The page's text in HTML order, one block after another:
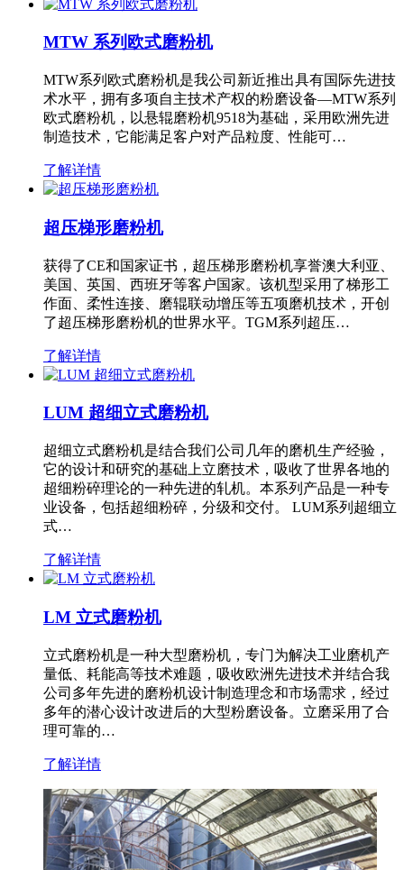
MTW 系列欧式磨粉机
MTW系列欧式磨粉机是我公司新近推出具有国际先进技
术水平，拥有多项自主技术产权的粉磨设备—MTW系列
欧式磨粉机，以悬辊磨粉机9518为基础，采用欧洲先进
制造技术，它能满足客户对产品粒度、性能可…
了解详情
超压梯形磨粉机
获得了CE和国家证书，超压梯形磨粉机享誉澳大利亚、
美国、英国、西班牙等客户国家。该机型采用了梯形工
作面、柔性连接、磨辊联动增压等五项磨机技术，开创
了超压梯形磨粉机的世界水平。TGM系列超压…
了解详情
LUM 超细立式磨粉机
超细立式磨粉机是结合我们公司几年的磨机生产经验，
它的设计和研究的基础上立磨技术，吸收了世界各地的
超细粉碎理论的一种先进的轧机。本系列产品是一种专
业设备，包括超细粉碎，分级和交付。 LUM系列超细立
式…
了解详情
LM 立式磨粉机
立式磨粉机是一种大型磨粉机，专门为解决工业磨机产
量低、耗能高等技术难题，吸收欧洲先进技术并结合我
公司多年先进的磨粉机设计制造理念和市场需求，经过
多年的潜心设计改进后的大型粉磨设备。立磨采用了合
理可靠的…
了解详情